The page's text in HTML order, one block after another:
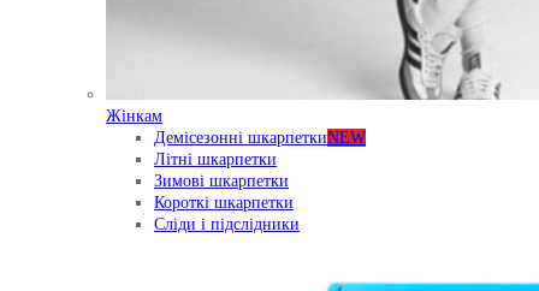
Жінкам
Демісезонні шкарпеткиNEW
Літні шкарпетки
Зимові шкарпетки
Короткі шкарпетки
Сліди і підслідники